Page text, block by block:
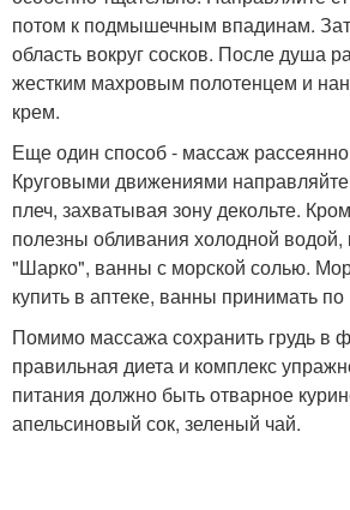
потом к подмышечным впадинам.
область вокруг сосков. После душа
жестким махровым полотенцем и
крем.
Еще один способ - массаж
Круговыми движениями
плеч, захватывая зону декольте.
полезны обливания холодной
"Шарко", ванны с морской солью.
купить в аптеке, ванны принимать
Помимо массажа сохранить грудь в
правильная диета и комплекс
питания должно быть отварное
апельсиновый сок, зеленый чай.